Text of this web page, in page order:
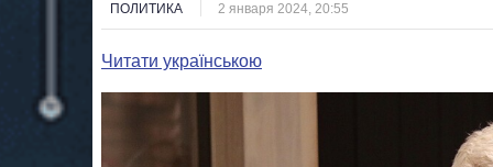
ПОЛИТИКА 2 января 2024, 20:55
Читати українською